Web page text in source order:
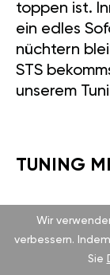
toppen ist.
ein edles
nüchtern
STS
unserem
TUNING
Unser GAN
Wir
verbessern.
Sie